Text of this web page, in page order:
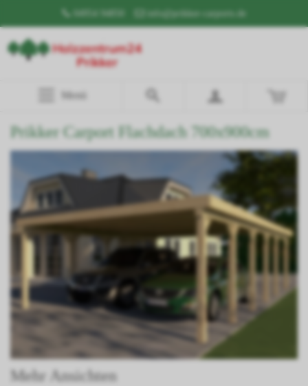
info@prikker-carports.de
Menü
Prikker Carport Flachdach 700x900cm
Mehr Ansichten